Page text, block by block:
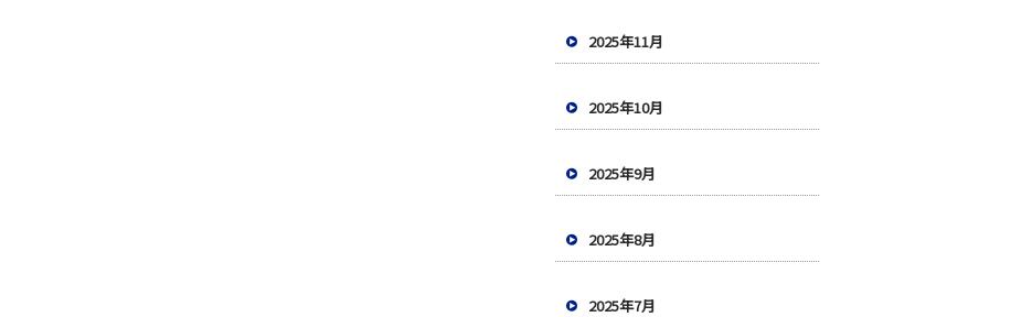
2025年11月
2025年10月
2025年9月
2025年8月
2025年7月